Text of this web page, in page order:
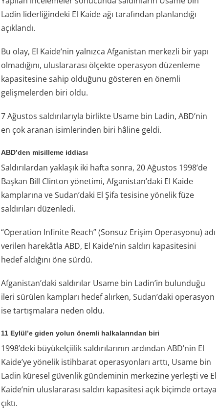
Ladin liderliğindeki El Kaide ağı tarafından planlandığı
açıklandı.
Bu olay, El Kaide’nin yalnızca Afganistan merkezli bir yapı
olmadığını, uluslararası ölçekte operasyon düzenleme
kapasitesine sahip olduğunu gösteren en önemli
gelişmelerden biri oldu.
7 Ağustos saldırılarıyla birlikte Usame bin Ladin, ABD’nin
en çok aranan isimlerinden biri hâline geldi.
ABD’den misilleme iddiası
Saldırılardan yaklaşık iki hafta sonra, 20 Ağustos 1998’de
Başkan Bill Clinton yönetimi, Afganistan’daki El Kaide
kamplarına ve Sudan’daki El Şifa tesisine yönelik füze
saldırıları düzenledi.
“Operation Infinite Reach” (Sonsuz Erişim Operasyonu) adı
verilen harekâtla ABD, El Kaide’nin saldırı kapasitesini
hedef aldığını öne sürdü.
Afganistan’daki saldırılar Usame bin Ladin’in bulunduğu
ileri sürülen kampları hedef alırken, Sudan’daki operasyon
ise tartışmalara neden oldu.
11 Eylül’e giden yolun önemli halkalarından biri
1998’deki büyükelçiilik saldırılarının ardından ABD’nin El
Kaide’ye yönelik istihbarat operasyonları arttı, Usame bin
Ladin küresel güvenlik gündeminin merkezine yerleşti ve El
Kaide’nin uluslararası saldırı kapasitesi açık biçimde ortaya
çıktı.